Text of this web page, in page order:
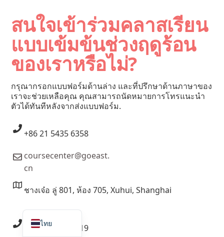
สนใจเข้าร่วมคลาสเรียน
แบบเข้มข้นช่วงฤดูร้อน
ของเราหรือไม่?
กรุณากรอกแบบฟอร์มด้านล่าง และที่ปรึกษาด้านภาษาของ
เราจะช่วยเหลือคุณ คุณสามารถนัดหมายการโทรแนะนำ
ตัวได้ทันทีหลังจากส่งแบบฟอร์ม.
+86 21 5435 6358
coursecenter@goeast.
cn
ชางเจ๋อ ลู่ 801, ห้อง 705, Xuhui, Shanghai
+86 21 6288 0219
ไทย
Español
Русский